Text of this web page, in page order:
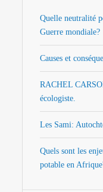
Quelle neutralité
Guerre mondiale?
Causes et
RACHEL
écologiste.
Les Sami:
Quels sont les
potable en